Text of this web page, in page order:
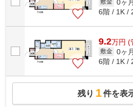
敷金 0ヶ月
6階 / 1K /
9.2万円 (
敷金 0ヶ月
6階 / 1K /
残り 1件を表